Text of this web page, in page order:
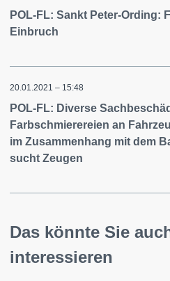
POL-FL: Sankt Peter-Ording:
Einbruch
20.01.2021 – 15:48
POL-FL: Diverse
Farbschmierereien an
im Zusammenhang mit dem
sucht Zeugen
Das könnte Sie
interessieren